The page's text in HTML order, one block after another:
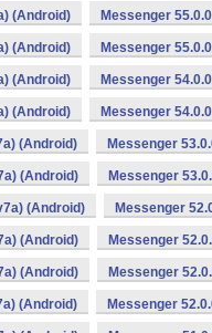
(Android) Messenger
(Android) Messenger
(Android) Messenger
(Android) Messenger
(Android) Messenger
(Android) Messenger
(Android) Messenger
(Android) Messenger
(Android) Messenger
(Android) Messenger